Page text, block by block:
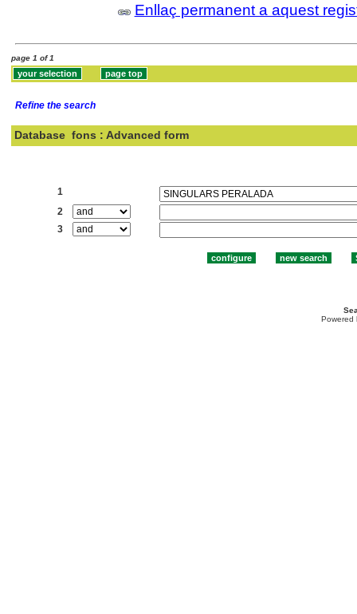
Enllaç permanent a aquest
page 1 of 1
Refine the search
Database fons : Advanced form
1
2
3